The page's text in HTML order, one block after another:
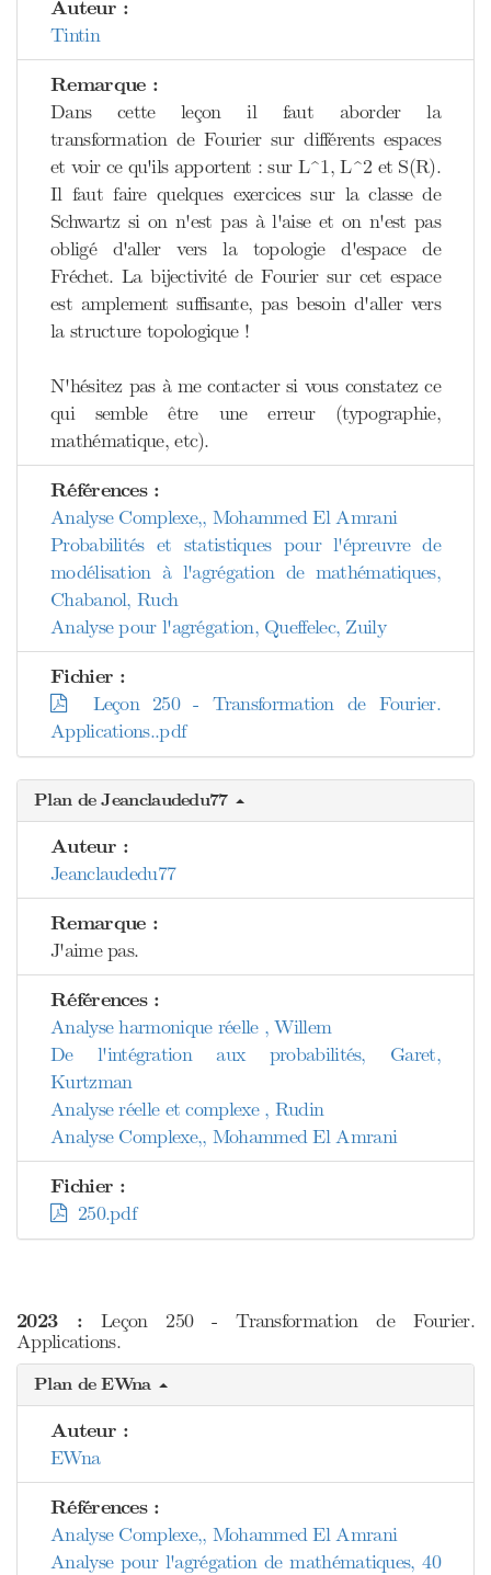
Auteur :
Tintin
Remarque :
Dans cette leçon il faut aborder la
transformation de Fourier sur différents espaces
et voir ce qu'ils apportent : sur L^1, L^2 et S(R).
Il faut faire quelques exercices sur la classe de
Schwartz si on n'est pas à l'aise et on n'est pas
obligé d'aller vers la topologie d'espace de
Fréchet. La bijectivité de Fourier sur cet espace
est amplement suffisante, pas besoin d'aller vers
la structure topologique !
N'hésitez pas à me contacter si vous constatez ce
qui semble être une erreur (typographie,
mathématique, etc).
Références :
Analyse Complexe,, Mohammed El Amrani
Probabilités et statistiques pour l'épreuvre de
modélisation à l'agrégation de mathématiques,
Chabanol, Ruch
Analyse pour l'agrégation, Queffelec, Zuily
Fichier :
Leçon 250 - Transformation de Fourier.
Applications..pdf
Plan de Jeanclaudedu77
Auteur :
Jeanclaudedu77
Remarque :
J'aime pas.
Références :
Analyse harmonique réelle , Willem
De l'intégration aux probabilités, Garet,
Kurtzman
Analyse réelle et complexe , Rudin
Analyse Complexe,, Mohammed El Amrani
Fichier :
250.pdf
2023 : Leçon 250 - Transformation de Fourier.
Applications.
Plan de EWna
Auteur :
EWna
Références :
Analyse Complexe,, Mohammed El Amrani
Analyse pour l'agrégation de mathématiques, 40